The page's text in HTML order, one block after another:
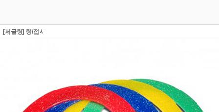
[저글링] 링/접시